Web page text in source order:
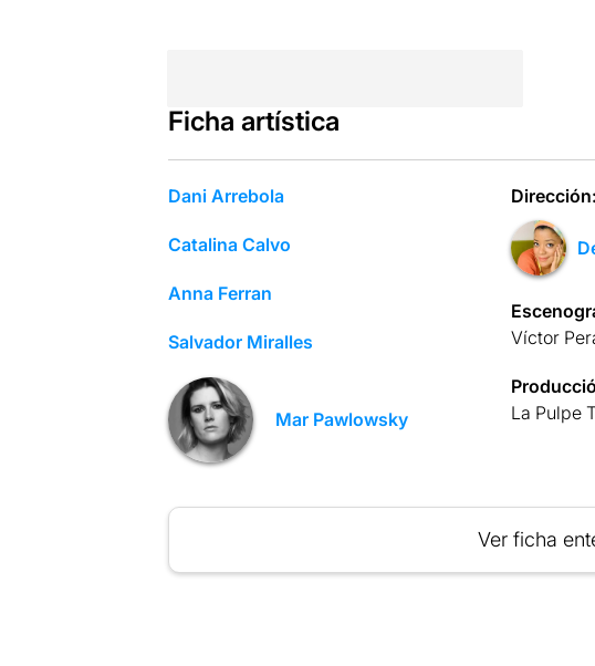
Ficha artística
Dani Arrebola
Catalina Calvo
Anna Ferran
Salvador Miralles
Mar Pawlowsky
Dirección:
Víctor
La Pulpe
Ver ficha